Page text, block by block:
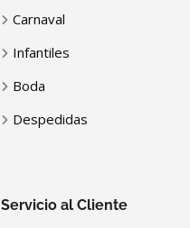
Carnaval
Infantiles
Boda
Despedidas
Servicio al Cliente